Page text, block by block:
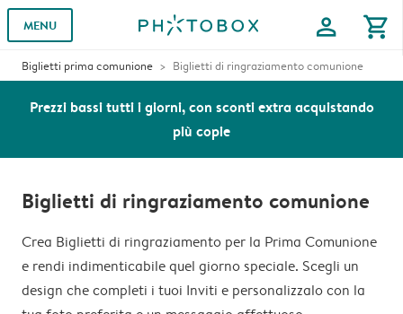
MENU profile shopping_cart
Biglietti prima comunione Biglietti di ringraziamento comunione
Prezzi bassi tutti i giorni, con sconti extra acquistando
più copie
Biglietti di ringraziamento comunione
Crea Biglietti di ringraziamento per la Prima Comunione
e rendi indimenticabile quel giorno speciale. Scegli un
design che completi i tuoi Inviti e personalizzalo con la